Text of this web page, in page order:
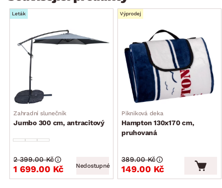
Leták
Zahradní slunečník
Jumbo 300 cm, antracitový
1 699.00 Kč
2 399.00 Kč
Nedostupné
Výprodej
Pikniková deka
Hampton 130x170 cm,
pruhovaná
149.00 Kč
389.00 Kč